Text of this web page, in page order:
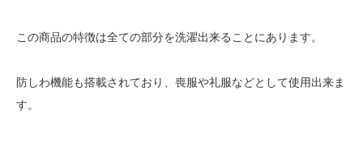
この商品の特徴は全ての部分を洗濯出来ることにあります。
防しわ機能も搭載されており、喪服や礼服などとして使用出来ま
す。